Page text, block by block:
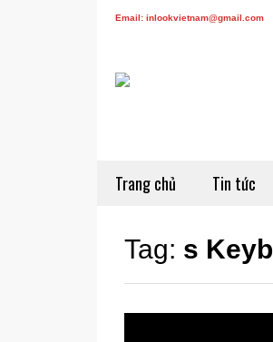
Email: inlookvietnam@gmail.com
Trang chủ Tin tức
Tag: s